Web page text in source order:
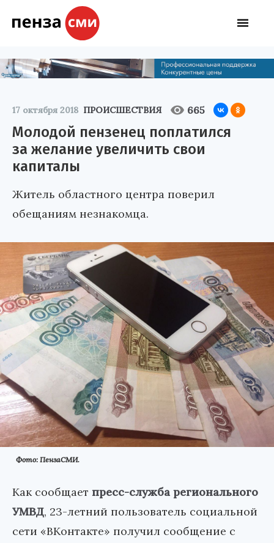
17 октября 2018 ПРОИСШЕСТВИЯ 665
Молодой пензенец поплатился
за желание увеличить свои
капиталы
Житель областного центра поверил
обещаниям незнакомца.
Фото: ПензаСМИ.
Как сообщает пресс-служба регионального
УМВД, 23-летний пользователь социальной
сети «ВКонтакте» получил сообщение с